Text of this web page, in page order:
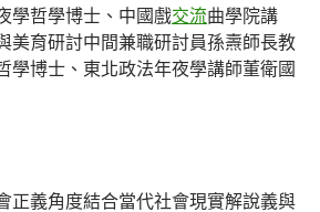
學哲學博士、中國戲交流曲學院講
美育研討中間兼職研討員孫燾師長教
學博士、東北政法年夜學講師董衛國
正義角度結合當代社會現實解說義與